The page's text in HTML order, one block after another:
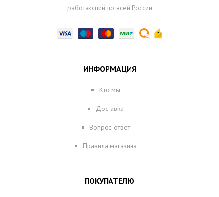
работающий по всей России
ИНФОРМАЦИЯ
Кто мы
Доставка
Вопрос-ответ
Правила магазина
ПОКУПАТЕЛЮ